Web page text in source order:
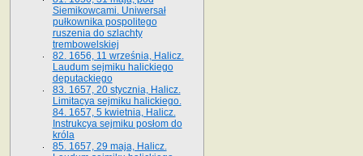
Siemikowcami. Uniwersał
pułkownika pospolitego
ruszenia do szlachty
trembowelskiej
82. 1656, 11 września, Halicz.
Laudum sejmiku halickiego
deputackiego
83. 1657, 20 stycznia, Halicz.
Limitacya sejmiku halickiego.
84. 1657, 5 kwietnia, Halicz.
Instrukcya sejmiku posłom do
króla
85. 1657, 29 maja, Halicz.